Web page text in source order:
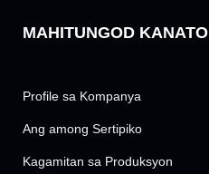
MAHITUNGOD KANATO
Profile sa Kompanya
Ang among Sertipiko
Kagamitan sa Produksyon